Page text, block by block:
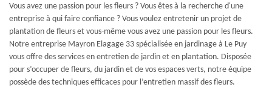
Vous avez une passion pour les fleurs ? Vous êtes à la recherche d'une
entreprise à qui faire confiance ? Vous voulez entretenir un projet de
plantation de fleurs et vous-même vous avez une passion pour les fleurs.
Notre entreprise Mayron Elagage 33 spécialisée en jardinage à Le Puy
vous offre des services en entretien de jardin et en plantation. Disposée
pour s’occuper de fleurs, du jardin et de vos espaces verts, notre équipe
possède des techniques efficaces pour l’entretien massif des fleurs.